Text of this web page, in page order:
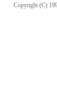
Copyright (C)